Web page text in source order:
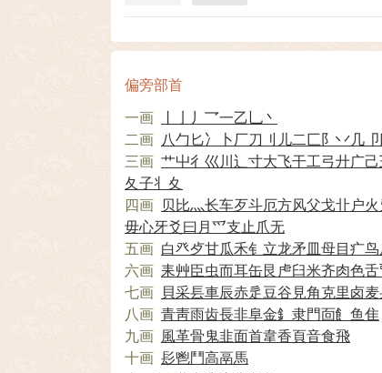
偏旁部首
一画
丨 亅 丿 乛一乙乚丶
二画 八勹匕冫 卜厂刀 刂 儿二匚阝 丷几 卩
三画 艹屮彳 巛川辶 寸大飞干工弓廾广己
夂子丬 夊
四画 贝比灬长车歹斗厄方风父戈卝户火
毋心牙爻曰月爫支止爪无
五画 白癶歺甘瓜禾钅 立龙矛皿母目疒鸟
六画 耒艸臣虫而耳缶艮 虍臼米齐肉色舌
七画 貝采镸車辰赤辵豆谷見角克里卤麦
八画 青靑雨齿長非阜金釒 隶門靣飠 鱼隹
九画 風革骨鬼韭面首韋香頁音食飛
十画 髟鬯鬥高鬲馬